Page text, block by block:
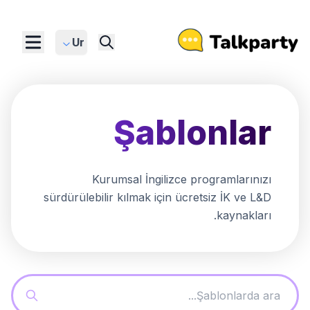
Ur
Şablonlar
Kurumsal İngilizce programlarınızı
sürdürülebilir kılmak için ücretsiz İK ve L&D
kaynakları.